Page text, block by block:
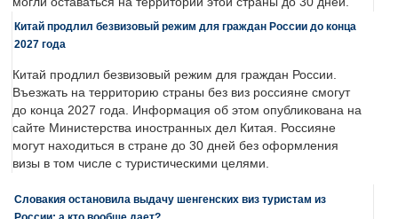
Китай продлил безвизовый режим для граждан России до конца
2027 года
Китай продлил безвизовый режим для граждан России.
Въезжать на территорию страны без виз россияне смогут
до конца 2027 года. Информация об этом опубликована на
сайте Министерства иностранных дел Китая. Россияне
могут находиться в стране до 30 дней без оформления
визы в том числе с туристическими целями.
Словакия остановила выдачу шенгенских виз туристам из